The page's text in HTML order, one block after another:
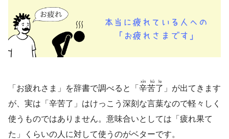
「お疲れさま」を辞書で調べると「 辛苦了
xīn kǔ le
」が出てきます
が、実は「辛苦了」はけっこう深刻な言葉なので軽々しく
使うものではありません。意味合いとしては「疲れ果て
た」くらいの人に対して使うのがベターです。